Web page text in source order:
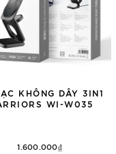
KHÔNG DÂY 3IN1
WI-W035
1.600.000₫